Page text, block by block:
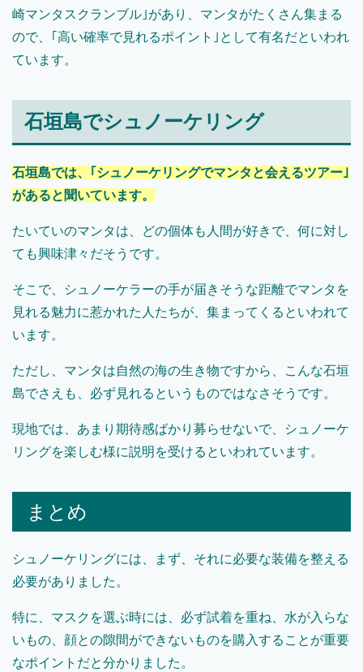
崎マンタスクランブル｣があり、マンタがたくさん集まる
ので、｢高い確率で見れるポイント｣として有名だといわれ
ています。
石垣島でシュノーケリング
石垣島では、｢シュノーケリングでマンタと会えるツアー｣
があると聞いています。
たいていのマンタは、どの個体も人間が好きで、何に対し
ても興味津々だそうです。
そこで、シュノーケラーの手が届きそうな距離でマンタを
見れる魅力に惹かれた人たちが、集まってくるといわれて
います。
ただし、マンタは自然の海の生き物ですから、こんな石垣
島でさえも、必ず見れるというものではなさそうです。
現地では、あまり期待感ばかり募らせないで、シュノーケ
リングを楽しむ様に説明を受けるといわれています。
まとめ
シュノーケリングには、まず、それに必要な装備を整える
必要がありました。
特に、マスクを選ぶ時には、必ず試着を重ね、水が入らな
いもの、顔との隙間ができないものを購入することが重要
なポイントだと分かりました。